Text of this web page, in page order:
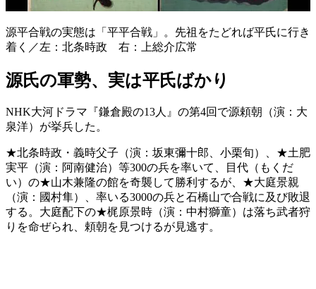
源平合戦の実態は「平平合戦」。先祖をたどれば平氏に行き
着く／左：北条時政 右：上総介広常
源氏の軍勢、実は平氏ばかり
NHK大河ドラマ『鎌倉殿の13人』の第4回で源頼朝（演：大
泉洋）が挙兵した。
★北条時政・義時父子（演：坂東彌十郎、小栗旬）、★土肥
実平（演：阿南健治）等300の兵を率いて、目代（もくだ
い）の★山木兼隆の館を奇襲して勝利するが、★大庭景親
（演：國村隼）、率いる3000の兵と石橋山で合戦に及び敗退
する。大庭配下の★梶原景時（演：中村獅童）は落ち武者狩
りを命ぜられ、頼朝を見つけるが見逃す。